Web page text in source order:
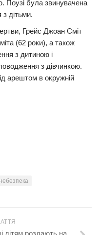
Поузі була звинувачена
з дітьми.
Грейс Джоан Сміт
(62 роки), а також
з дитиною і
з дівчинкою.
арештом в окружній
небезпека
дітям роздають на